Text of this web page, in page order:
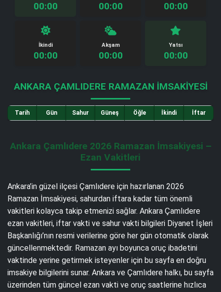
00:00 00:00 00:00
İkindi
00:00
Akşam
00:00
Yatsı
00:00
ANKARA ÇAMLIDERE RAMAZAN İMSAKIYESI
Tarih Gün Sahur Güneş Öğle İkindi İftar
Ankara Çamlıdere 2026 Ramazan İmsakiyesi –
Ezan Vakitleri
Ankara’in güzel ilçesi Çamlıdere için hazırlanan 2026
Ramazan İmsakiyesi, sahurdan iftara kadar tüm önemli
vakitleri kolayca takip etmenizi sağlar. Ankara Çamlıdere
ezan vakitleri, iftar vakti ve sahur vakti bilgileri Diyanet İşleri
Başkanlığı’nın resmi verilerine göre her gün otomatik olarak
güncellenmektedir. Ramazan ayı boyunca oruç ibadetini
vaktinde yerine getirmek isteyenler için bu sayfa en doğru
imsakiye bilgilerini sunar. Ankara ve Çamlıdere halkı, bu sayfa
üzerinden tüm güncel ezan vakti ve oruç saatlerine hızlıca